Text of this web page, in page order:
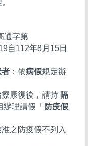
通字第
自112年8月15日
者 ：依病假規定辦
療康復後，請持 隔
辦理請假「 防疫假
之防疫假不列入